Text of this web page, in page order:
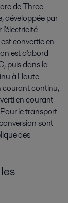
de Three
développée par
convertie en
est d'abord
puis dans la
à Haute
courant continu,
en courant
le transport
sont
des